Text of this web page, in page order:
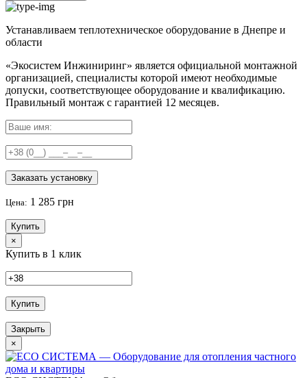
Устанавливаем теплотехническое оборудование в Днепре и
области
«Экосистем Инжиниринг» является официальной монтажной
организацией, специалисты которой имеют необходимые
допуски, соответствующее оборудование и квалификацию.
Правильный монтаж с гарантией 12 месяцев.
Заказать установку
Цена: 1 285 грн
Купить
×
Купить в 1 клик
Купить
Закрыть
×